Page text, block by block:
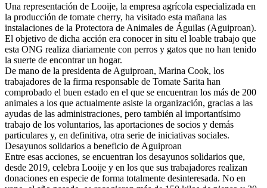
Una representación de Looije, la empresa agrícola especializada en
la producción de tomate cherry, ha visitado esta mañana las
instalaciones de la Protectora de Animales de Águilas (Aguiproan).
El objetivo de dicha acción era conocer in situ el loable trabajo que
esta ONG realiza diariamente con perros y gatos que no han tenido
la suerte de encontrar un hogar.
De mano de la presidenta de Aguiproan, Marina Cook, los
trabajadores de la firma responsable de Tomate Sarita han
comprobado el buen estado en el que se encuentran los más de 200
animales a los que actualmente asiste la organización, gracias a las
ayudas de las administraciones, pero también al importantísimo
trabajo de los voluntarios, las aportaciones de socios y demás
particulares y, en definitiva, otra serie de iniciativas sociales.
Desayunos solidarios a beneficio de Aguiproan
Entre esas acciones, se encuentran los desayunos solidarios que,
desde 2019, celebra Looije y en los que sus trabajadores realizan
donaciones en especie de forma totalmente desinteresada. No en